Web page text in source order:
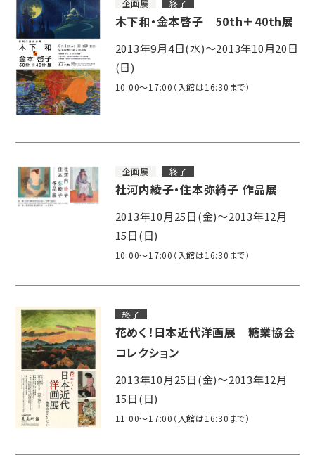
企画展 終了
木下和・金本啓子 50th＋40th展
2013年9月4日(水)～2013年10月20日
(日)
10:00～17:00（入館は16:30まで）
企画展 終了
社河内綾子・住本弥綺子 作品展
2013年10月25日(金)～2013年12月
15日(日)
10:00～17:00（入館は16:30まで）
終了
花めく！日本近代洋画展 糖業協会
コレクション
2013年10月25日(金)～2013年12月
15日(日)
11:00～17:00（入館は16:30まで）